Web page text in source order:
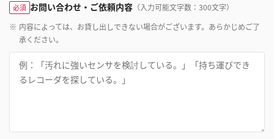
必須 お問い合わせ・ご依頼内容 （入力可能文字数：300文字）
※ 内容によっては、お貸し出しできない場合がございます。あらかじめご了
承ください。